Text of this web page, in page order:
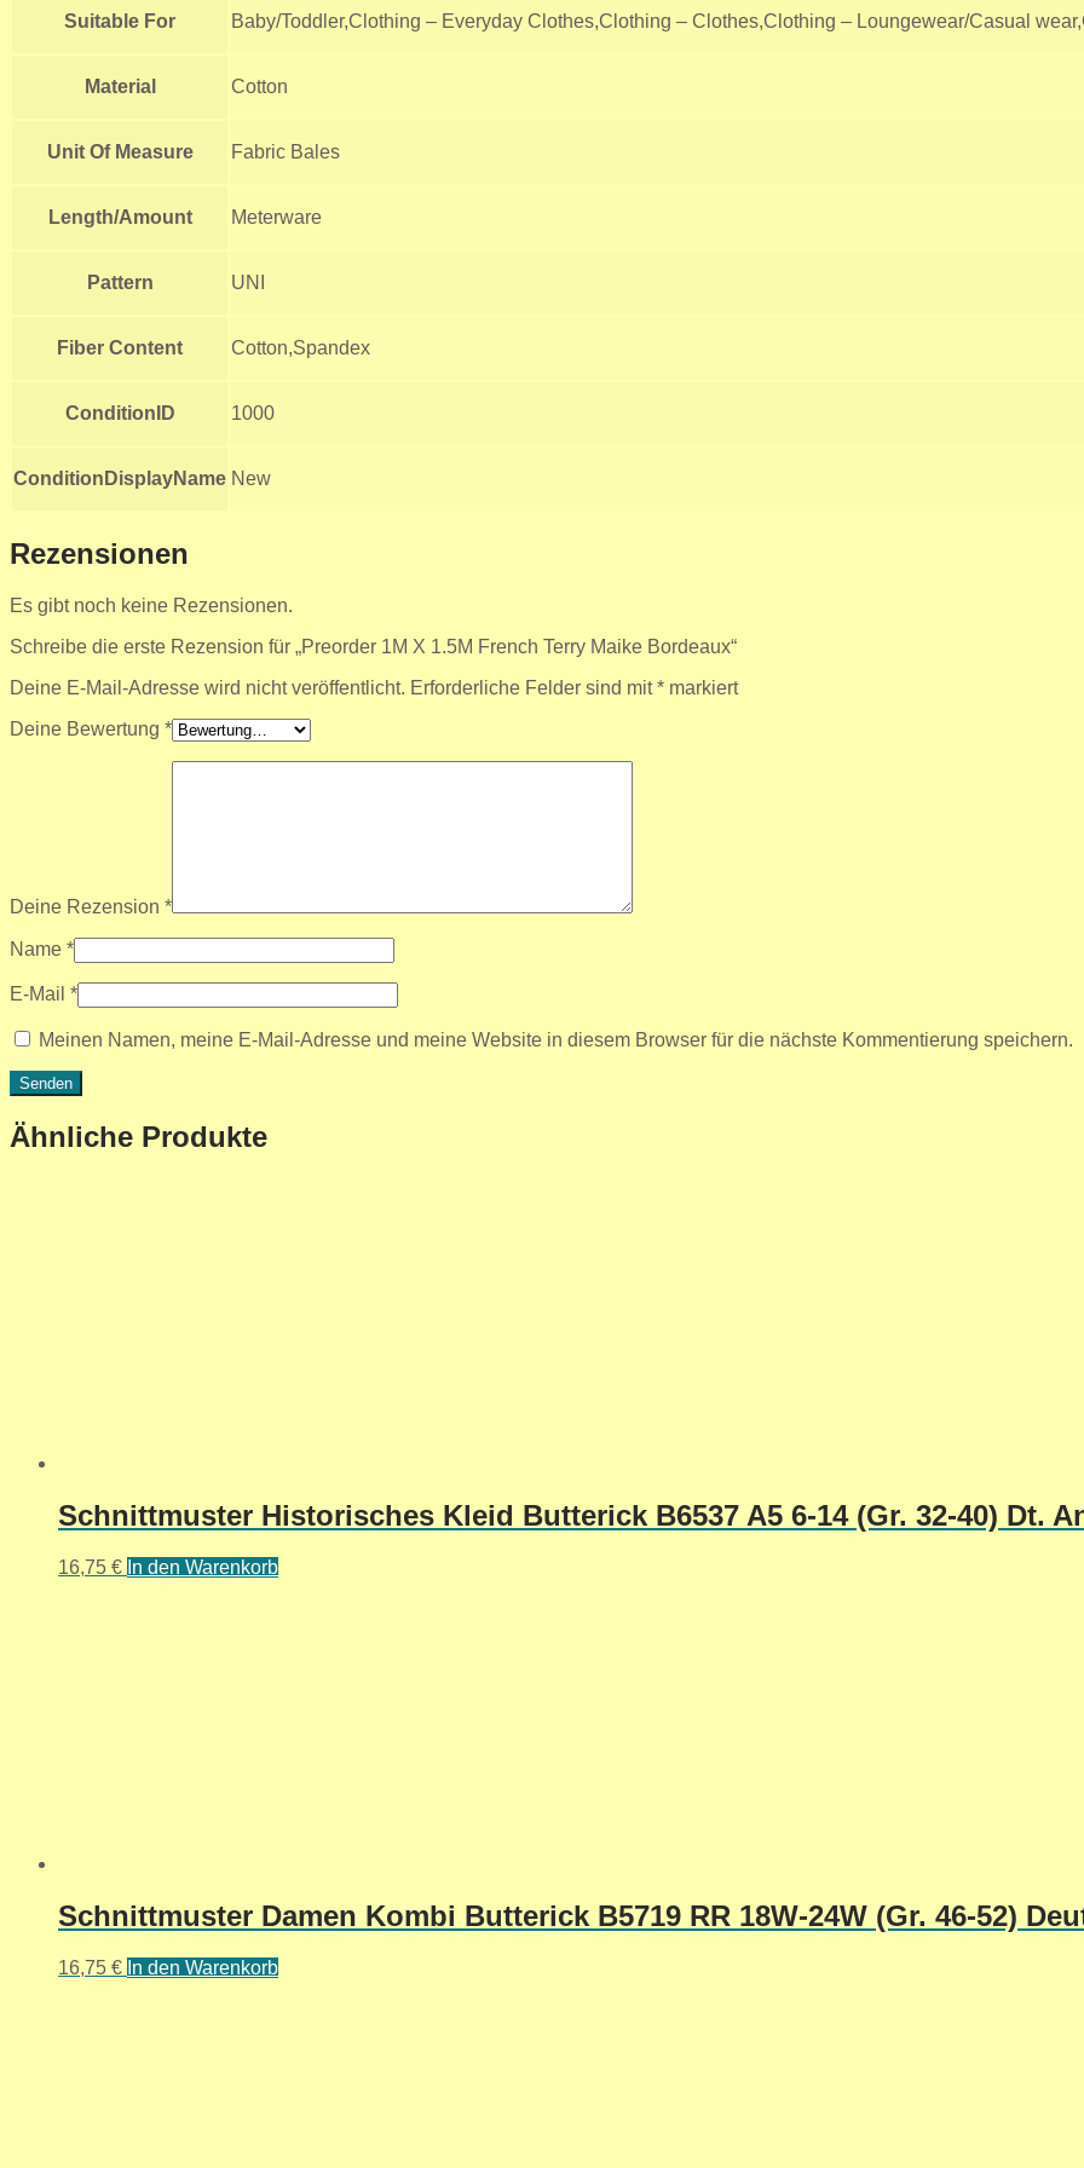
Suitable For Baby/Toddler,Clothing – Everyday Clothes,Clothing – Clothes,Clothing – Loungewear/Casual
Material Cotton
Unit Of Measure Fabric Bales
Length/Amount Meterware
Pattern UNI
Fiber Content Cotton,Spandex
ConditionID 1000
ConditionDisplayName New
Rezensionen
Es gibt noch keine Rezensionen.
Schreibe die erste Rezension für „Preorder 1M X 1.5M French Terry Maike Bordeaux“
Deine E-Mail-Adresse wird nicht veröffentlicht. Erforderliche Felder sind mit* markiert
Deine Bewertung *
Deine Rezension *
Name *
E-Mail *
Meinen Namen, meine E-Mail-Adresse und meine Website in diesem Browser für die nächste Kommentierung speichern.
Ähnliche Produkte
Schnittmuster Historisches Kleid Butterick B6537 A5 6-14 (Gr. 32-40) Dt.
16,75 € In den Warenkorb
Schnittmuster Damen Kombi Butterick B5719 RR 18W-24W (Gr. 46-52)
16,75 € In den Warenkorb